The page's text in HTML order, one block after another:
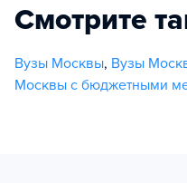
Смотрите
Вузы Москвы, Вузы
Москвы с бюджетными